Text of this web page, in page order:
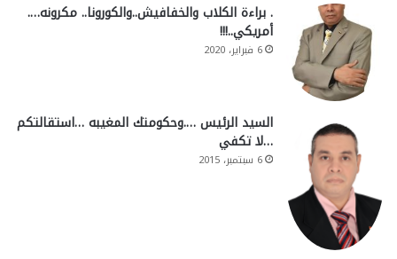
. براءة الكلاب والخفافيش..والكورونا.. مكرونه….
أمريكي..!!!
6 فبراير، 2020
السيد الرئيس ….وحكومتك المغيبه …استقالتكم
…لا تكفي
6 سبتمبر، 2015